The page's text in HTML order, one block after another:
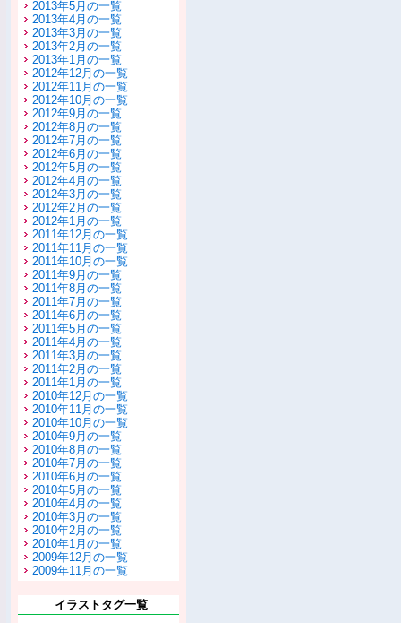
2013年5月の一覧
2013年4月の一覧
2013年3月の一覧
2013年2月の一覧
2013年1月の一覧
2012年12月の一覧
2012年11月の一覧
2012年10月の一覧
2012年9月の一覧
2012年8月の一覧
2012年7月の一覧
2012年6月の一覧
2012年5月の一覧
2012年4月の一覧
2012年3月の一覧
2012年2月の一覧
2012年1月の一覧
2011年12月の一覧
2011年11月の一覧
2011年10月の一覧
2011年9月の一覧
2011年8月の一覧
2011年7月の一覧
2011年6月の一覧
2011年5月の一覧
2011年4月の一覧
2011年3月の一覧
2011年2月の一覧
2011年1月の一覧
2010年12月の一覧
2010年11月の一覧
2010年10月の一覧
2010年9月の一覧
2010年8月の一覧
2010年7月の一覧
2010年6月の一覧
2010年5月の一覧
2010年4月の一覧
2010年3月の一覧
2010年2月の一覧
2010年1月の一覧
2009年12月の一覧
2009年11月の一覧
イラストタグ一覧